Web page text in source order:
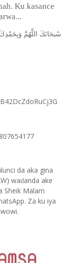
Ku kasance
ﺳُﺒﺤَﺎﻧَﻚَ ﺍﻟﻠَّﻬُﻢَّ ﻭَﺑِﺤَﻤْﺪِﻙَ
da aka gina
waɗanda ake
Sheik Malam
Za ku iya